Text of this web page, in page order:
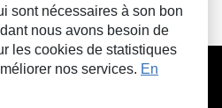
Contact Cookies
sont nécessaires à son bon
nous avons besoin de
les cookies de statistiques
nos services. En